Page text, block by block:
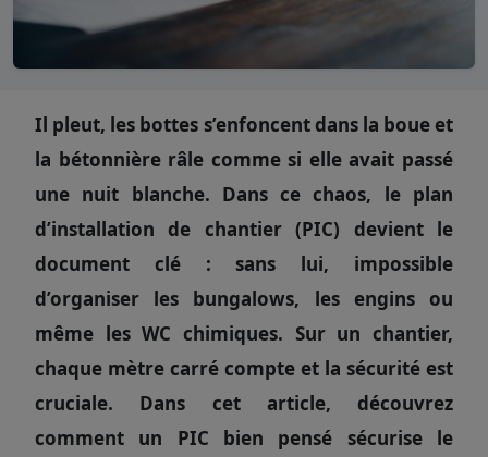
Il pleut, les bottes s’enfoncent dans la boue et
la bétonnière râle comme si elle avait passé
une nuit blanche. Dans ce chaos, le plan
d’installation de chantier (PIC) devient le
document clé : sans lui, impossible
d’organiser les bungalows, les engins ou
même les WC chimiques. Sur un chantier,
chaque mètre carré compte et la sécurité est
cruciale. Dans cet article, découvrez
comment un PIC bien pensé sécurise le